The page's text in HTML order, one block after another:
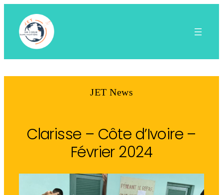
contenu
JET News
Clarisse – Côte d’Ivoire –
Février 2024